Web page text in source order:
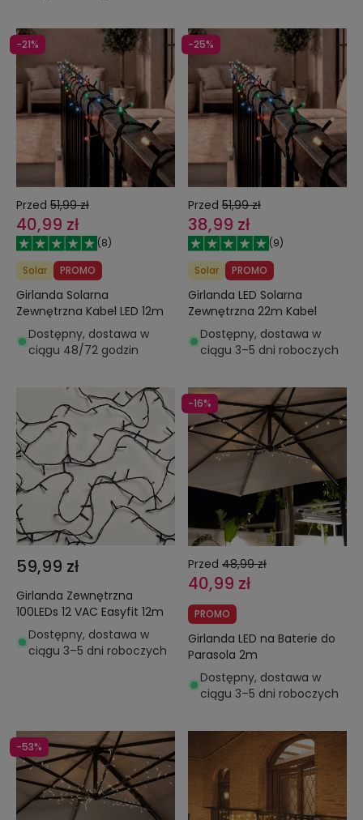
-21%
Przed 51,99 zł
40,99 zł
(8)
Solar
PROMO
Girlanda Solarna
Zewnętrzna Kabel LED 12m
Dostępny, dostawa w
ciągu 48/72 godzin
-25%
Przed 51,99 zł
38,99 zł
(9)
Solar
PROMO
Girlanda LED Solarna
Zewnętrzna 22m Kabel
Dostępny, dostawa w
ciągu 3–5 dni roboczych
59,99 zł
Girlanda Zewnętrzna
100LEDs 12 VAC Easyfit 12m
Dostępny, dostawa w
ciągu 3–5 dni roboczych
-16%
Przed 48,99 zł
40,99 zł
PROMO
Girlanda LED na Baterie do
Parasola 2m
Dostępny, dostawa w
ciągu 3–5 dni roboczych
-53%